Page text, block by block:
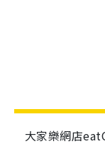
大家樂網店